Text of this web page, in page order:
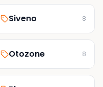
Siveno 8
Otozone 8